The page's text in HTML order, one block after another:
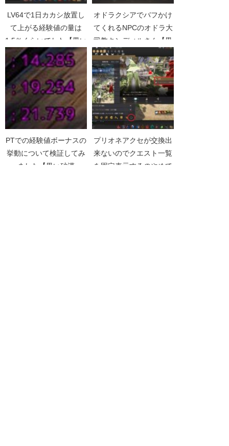
LV64で1日カカシ放置し
て上がる経験値の量は
1.5％くらいでした【黒い
砂漠Part3920】
オドラクシアでバフかけ
てくれるNPCのオドラ大
司教キンディルさん【黒
い砂漠Part3313】
PTでの経験値ボーナスの
挙動について検証してみ
ました【黒い砂漠
プリオネアクセが交換出
来ないのでクエスト一覧
を固定表示するのやめて